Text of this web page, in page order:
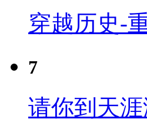
穿越历史-
7
请你到天